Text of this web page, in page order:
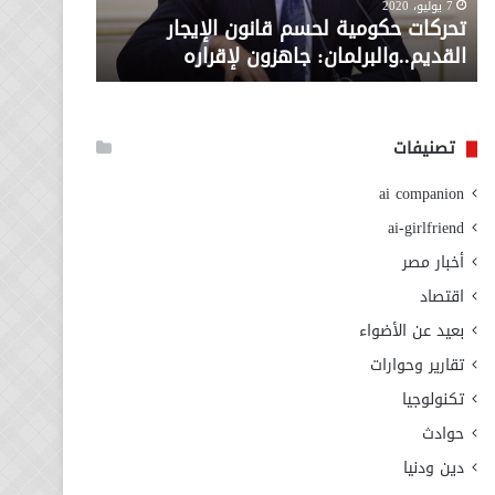
لإقراره
7 يوليو، 2020
تحركات حكومية لحسم قانون الإيجار
القديم..والبرلمان: جاهزون لإقراره
من
وزارة
الاجتماعي
تصنيفات
ai companion
ai-girlfriend
أخبار مصر
اقتصاد
بعيد عن الأضواء
تقارير وحوارات
تكنولوجيا
حوادث
دين ودنيا